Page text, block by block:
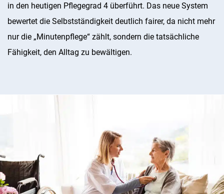
in den heutigen Pflegegrad 4 überführt. Das neue System
bewertet die Selbstständigkeit deutlich fairer, da nicht mehr
nur die „Minutenpflege“ zählt, sondern die tatsächliche
Fähigkeit, den Alltag zu bewältigen.